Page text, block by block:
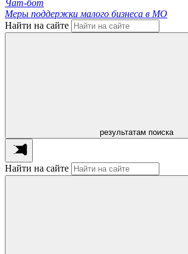
Чат-бот
Меры поддержки малого бизнеса в МО
Найти на сайте
результатам поиска
Найти на сайте